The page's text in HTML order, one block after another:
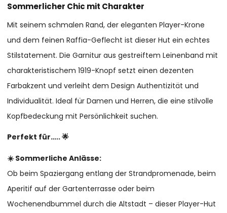
Sommerlicher Chic mit Charakter
Mit seinem schmalen Rand, der eleganten Player-Krone
und dem feinen Raffia-Geflecht ist dieser Hut ein echtes
Stilstatement. Die Garnitur aus gestreiftem Leinenband mit
charakteristischem 1919-Knopf setzt einen dezenten
Farbakzent und verleiht dem Design Authentizität und
Individualität. Ideal für Damen und Herren, die eine stilvolle
Kopfbedeckung mit Persönlichkeit suchen.
Perfekt für….. 🌟
☀️ Sommerliche Anlässe:
Ob beim Spaziergang entlang der Strandpromenade, beim
Aperitif auf der Gartenterrasse oder beim
Wochenendbummel durch die Altstadt – dieser Player-Hut